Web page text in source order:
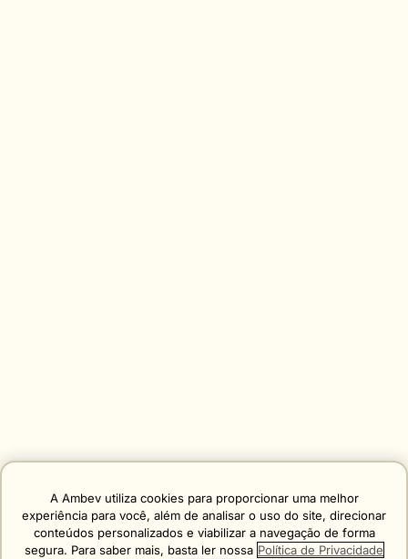
A Ambev utiliza cookies para proporcionar uma melhor
experiência para você, além de analisar o uso do site, direcionar
conteúdos personalizados e viabilizar a navegação de forma
segura. Para saber mais, basta ler nossa Política de Privacidade